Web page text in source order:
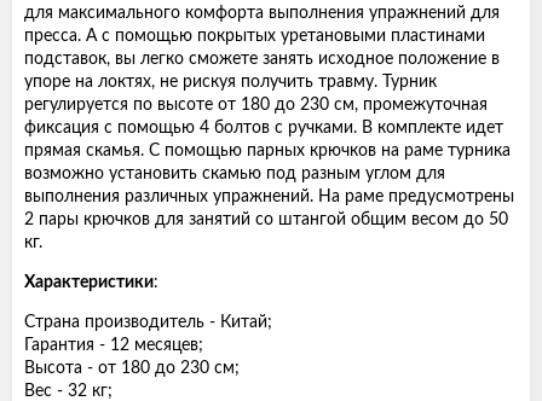
для максимального комфорта выполнения упражнений для
пресса. А с помощью покрытых уретановыми пластинами
подставок, вы легко сможете занять исходное положение в
упоре на локтях, не рискуя получить травму. Турник
регулируется по высоте от 180 до 230 см, промежуточная
фиксация с помощью 4 болтов с ручками. В комплекте идет
прямая скамья. С помощью парных крючков на раме турника
возможно установить скамью под разным углом для
выполнения различных упражнений. На раме предусмотрены
2 пары крючков для занятий со штангой общим весом до 50
кг.
Характеристики:
Страна производитель - Китай;
Гарантия - 12 месяцев;
Высота - от 180 до 230 см;
Вес - 32 кг;